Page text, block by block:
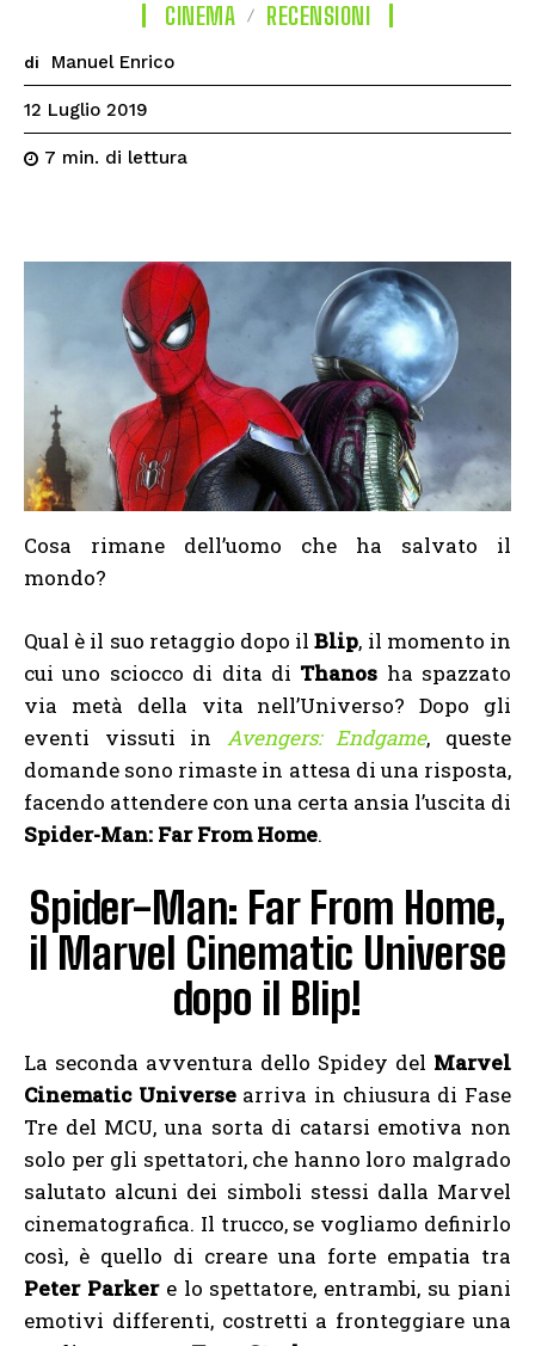
CINEMA RECENSIONI
di Manuel Enrico
12 Luglio 2019
7 min. di lettura
Cosa rimane dell’uomo che ha salvato il
mondo?
Qual è il suo retaggio dopo ilBlip, il momento in
cui uno sciocco di dita di Thanos ha spazzato
via metà della vita nell’Universo? Dopo gli
eventi vissuti in Avengers: Endgame, queste
domande sono rimaste in attesa di una risposta,
facendo attendere con una certa ansia l’uscita di
Spider-Man: Far From Home.
Spider-Man: Far From Home,
il Marvel Cinematic Universe
dopo il Blip!
La seconda avventura dello Spidey del Marvel
Cinematic Universearriva in chiusura di Fase
Tre del MCU, una sorta di catarsi emotiva non
solo per gli spettatori, che hanno loro malgrado
salutato alcuni dei simboli stessi dalla Marvel
cinematografica. Il trucco, se vogliamo definirlo
così, è quello di creare una forte empatia tra
Peter Parkere lo spettatore, entrambi, su piani
emotivi differenti, costretti a fronteggiare una